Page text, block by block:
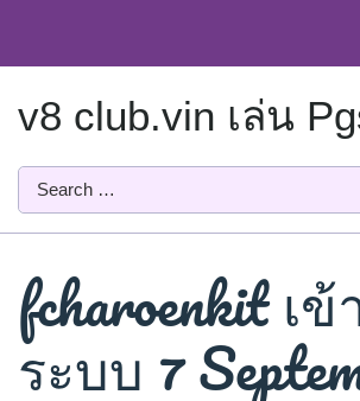
content
v8 club.vin เล่น
fcharoenkit เ
ระบบ 7